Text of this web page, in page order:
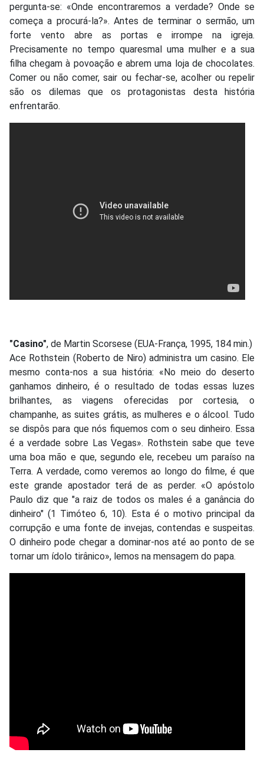
pergunta-se: «Onde encontraremos a verdade? Onde se
começa a procurá-la?». Antes de terminar o sermão, um
forte vento abre as portas e irrompe na igreja.
Precisamente no tempo quaresmal uma mulher e a sua
filha chegam à povoação e abrem uma loja de chocolates.
Comer ou não comer, sair ou fechar-se, acolher ou repelir
são os dilemas que os protagonistas desta história
enfrentarão.
"Casino", de Martin Scorsese (EUA-França, 1995, 184 min.)
Ace Rothstein (Roberto de Niro) administra um casino. Ele
mesmo conta-nos a sua história: «No meio do deserto
ganhamos dinheiro, é o resultado de todas essas luzes
brilhantes, as viagens oferecidas por cortesia, o
champanhe, as suites grátis, as mulheres e o álcool. Tudo
se dispôs para que nós fiquemos com o seu dinheiro. Essa
é a verdade sobre Las Vegas». Rothstein sabe que teve
uma boa mão e que, segundo ele, recebeu um paraíso na
Terra. A verdade, como veremos ao longo do filme, é que
este grande apostador terá de as perder. «O apóstolo
Paulo diz que "a raiz de todos os males é a ganância do
dinheiro" (1 Timóteo 6, 10). Esta é o motivo principal da
corrupção e uma fonte de invejas, contendas e suspeitas.
O dinheiro pode chegar a dominar-nos até ao ponto de se
tornar um ídolo tirânico», lemos na mensagem do papa.